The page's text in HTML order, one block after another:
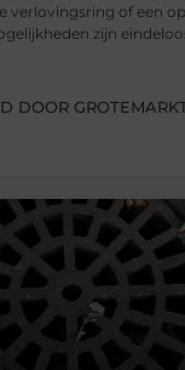
verlovingsring of een
zijn
DOOR